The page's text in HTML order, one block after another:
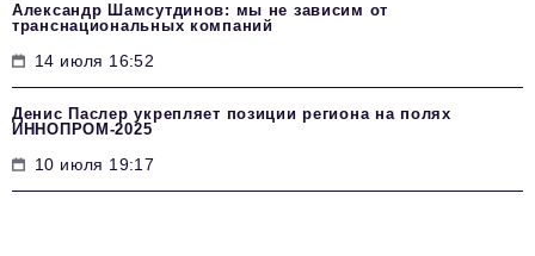
Александр Шамсутдинов: мы не зависим от
транснациональных компаний
14 июля 16:52
Денис Паслер укрепляет позиции региона на полях
ИННОПРОМ-2025
10 июля 19:17